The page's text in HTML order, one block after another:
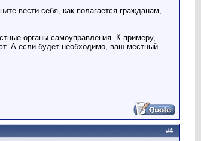
вести себя, как полагается гражданам,
органы самоуправления. К примеру,
А если будет необходимо, ваш местный
#4